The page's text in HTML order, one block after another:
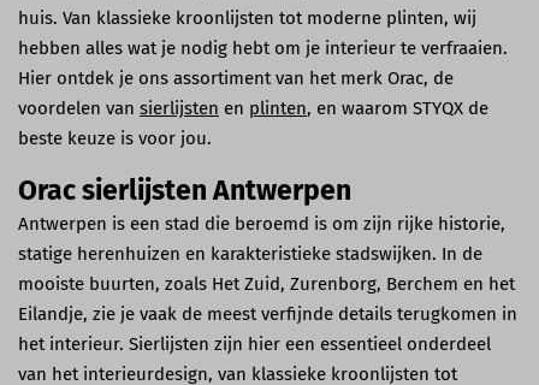
huis. Van klassieke kroonlijsten tot moderne plinten, wij
hebben alles wat je nodig hebt om je interieur te verfraaien.
Hier ontdek je ons assortiment van het merk Orac, de
voordelen van sierlijsten en plinten, en waarom STYQX de
beste keuze is voor jou.
Orac sierlijsten Antwerpen
Antwerpen is een stad die beroemd is om zijn rijke historie,
statige herenhuizen en karakteristieke stadswijken. In de
mooiste buurten, zoals Het Zuid, Zurenborg, Berchem en het
Eilandje, zie je vaak de meest verfijnde details terugkomen in
het interieur. Sierlijsten zijn hier een essentieel onderdeel
van het interieurdesign, van klassieke kroonlijsten tot